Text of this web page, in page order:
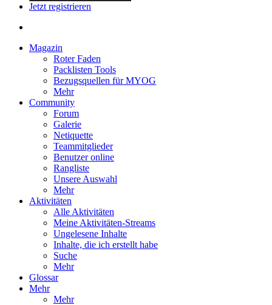
Jetzt registrieren
Magazin
Roter Faden
Packlisten Tools
Bezugsquellen für MYOG
Mehr
Community
Forum
Galerie
Netiquette
Teammitglieder
Benutzer online
Rangliste
Unsere Auswahl
Mehr
Aktivitäten
Alle Aktivitäten
Meine Aktivitäten-Streams
Ungelesene Inhalte
Inhalte, die ich erstellt habe
Suche
Mehr
Glossar
Mehr
Mehr